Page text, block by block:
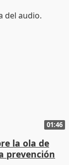
01:46
la ola de
prevención